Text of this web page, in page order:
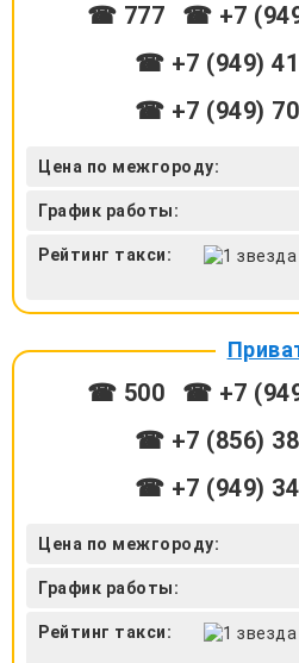
☎ 777
☎ +7
☎ +7 (949)
☎ +7 (949)
Цена по межгороду:
График работы:
Рейтинг такси:
☎ 500
☎ +7
☎ +7 (856)
☎ +7 (949)
Цена по межгороду:
График работы:
Рейтинг такси: